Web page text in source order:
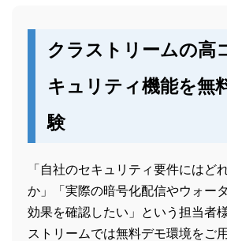
クラストリームの高
キュリティ機能を無
験
「自社のセキュリティ要件にはど
か」「実際の暗号化配信やウォー
効果を確認したい」という担当者
ストリームでは無料デモ環境をご